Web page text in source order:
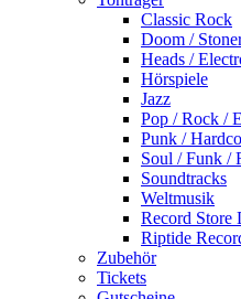
Classic Rock
Doom /
Heads /
Hörspiele
Jazz
Pop / Rock /
Punk /
Soul / Funk /
Soundtracks
Weltmusik
Record Store
Riptide
Zubehör
Tickets